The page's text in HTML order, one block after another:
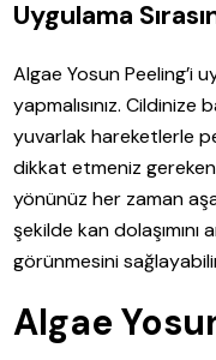
Uygulama
Algae Yosun Peeling’i
yapmalısınız.
yuvarlak hareketlerle
dikkat etmeniz
yönünüz her zaman
şekilde kan dolaşımını
görünmesini
Algae